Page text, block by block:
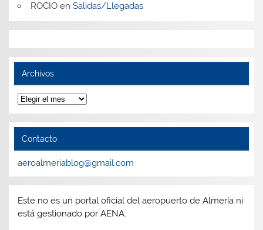
ROCIOen Salidas/Llegadas
Archivos
Archivos
Contacto
aeroalmeriablog@gmail.com
Este no es un portal oficial del aeropuerto de Almería ni
está gestionado por AENA.